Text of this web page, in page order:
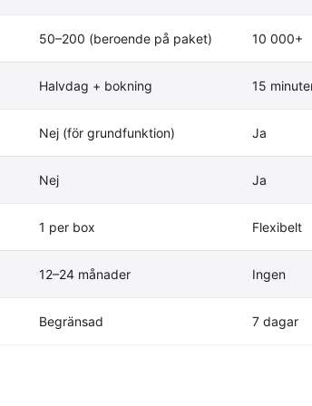
50–200 (beroende på paket) 10 000+
Halvdag + bokning 15
Nej (för grundfunktion) Ja
Nej Ja
1 per box Flexibelt
12–24 månader Ingen
Begränsad 7 dagar